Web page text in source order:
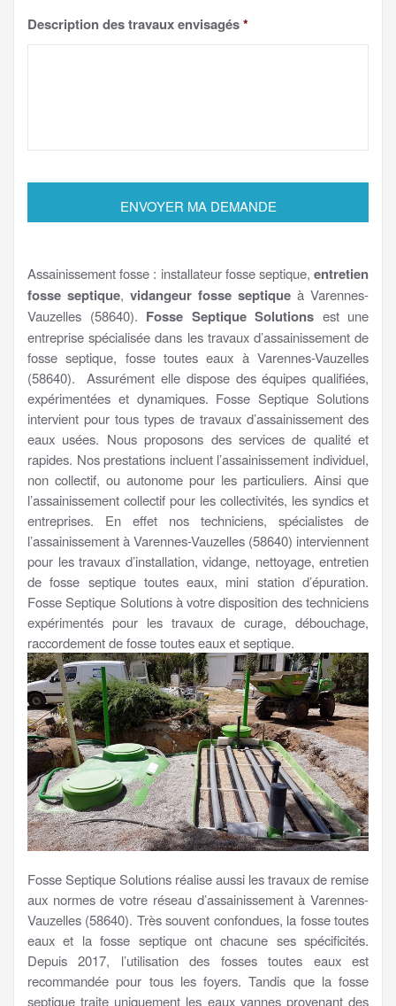
Description des travaux envisagés*
Assainissement fosse : installateur fosse septique, entretien
fosse septique, vidangeur fosse septique à Varennes-
Vauzelles (58640). Fosse Septique Solutions est une
entreprise spécialisée dans les travaux d’assainissement de
fosse septique, fosse toutes eaux à Varennes-Vauzelles
(58640). Assurément elle dispose des équipes qualifiées,
expérimentées et dynamiques. Fosse Septique Solutions
intervient pour tous types de travaux d’assainissement des
eaux usées. Nous proposons des services de qualité et
rapides. Nos prestations incluent l’assainissement individuel,
non collectif, ou autonome pour les particuliers. Ainsi que
l’assainissement collectif pour les collectivités, les syndics et
entreprises. En effet nos techniciens, spécialistes de
l’assainissement à Varennes-Vauzelles (58640) interviennent
pour les travaux d’installation, vidange, nettoyage, entretien
de fosse septique toutes eaux, mini station d’épuration.
Fosse Septique Solutions à votre disposition des techniciens
expérimentés pour les travaux de curage, débouchage,
raccordement de fosse toutes eaux et septique.
Fosse Septique Solutions réalise aussi les travaux de remise
aux normes de votre réseau d’assainissement à Varennes-
Vauzelles (58640). Très souvent confondues, la fosse toutes
eaux et la fosse septique ont chacune ses spécificités.
Depuis 2017, l’utilisation des fosses toutes eaux est
recommandée pour tous les foyers. Tandis que la fosse
septique traite uniquement les eaux vannes provenant des